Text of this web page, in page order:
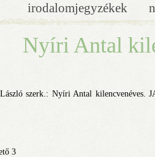
irodalomjegyzékek
Nyíri Antal
szerk.: Nyíri Antal kilencvenéves.
3